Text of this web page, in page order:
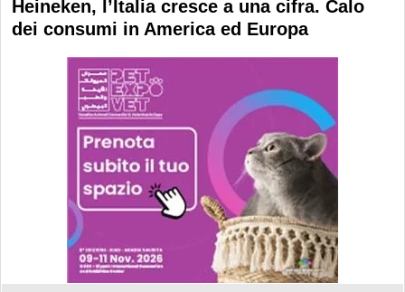
Heineken, l’Italia cresce a una cifra. Calo
dei consumi in America ed Europa